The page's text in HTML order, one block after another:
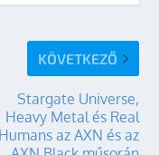
KÖVETKEZŐ
Stargate Universe,
Heavy Metal és Real
Humans az AXN és az